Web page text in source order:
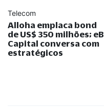
Telecom
Alloha emplaca bond
de US$ 350 milhões; eB
Capital conversa com
estratégicos